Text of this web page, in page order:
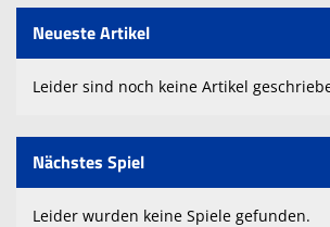
Neueste Artikel
Leider sind noch keine Artikel
Nächstes Spiel
Leider wurden keine Spiele gefunden.